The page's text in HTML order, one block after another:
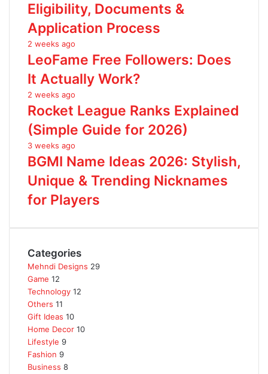
Eligibility, Documents &
Application Process
2 weeks ago
LeoFame Free Followers: Does
It Actually Work?
2 weeks ago
Rocket League Ranks Explained
(Simple Guide for 2026)
3 weeks ago
BGMI Name Ideas 2026: Stylish,
Unique & Trending Nicknames
for Players
Categories
Mehndi Designs 29
Game 12
Technology 12
Others 11
Gift Ideas 10
Home Decor 10
Lifestyle 9
Fashion 9
Business 8